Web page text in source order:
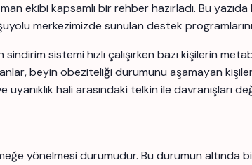
ekibi kapsamlı bir rehber hazırladı. Bu yazıda
merkezimizde sunulan destek
sistemi hızlı çalışırken bazı kişilerin
beyin obeziteliği durumunu aşamayan
hali arasındaki telkin ile davranışları
yönelmesi durumudur. Bu durumun altında